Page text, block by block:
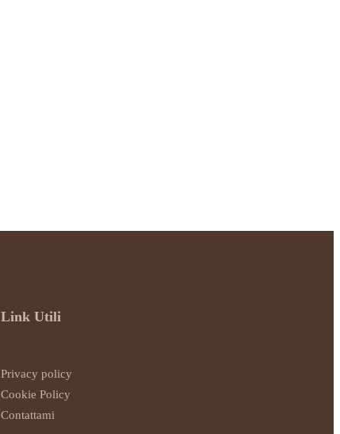
Link Utili
Privacy policy
Cookie Policy
Contattami